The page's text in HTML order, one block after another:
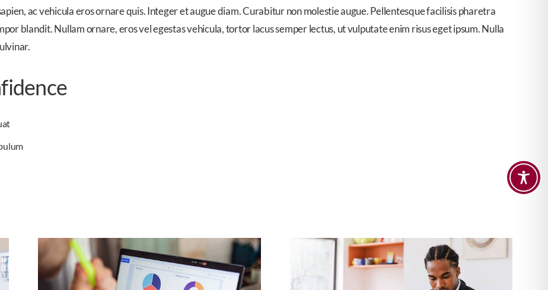
ac vehicula eros ornare quis. Integer et augue diam. Curabitur non molestie augue. Pellentesque facilisis pharetra
blandit. Nullam ornare, eros vel egestas vehicula, tortor lacus semper lectus, ut vulputate enim risus eget ipsum. Nulla